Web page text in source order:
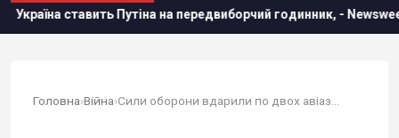
ставить Путіна на передвиборчий годинник, - Newsweek
Головна›Війна›